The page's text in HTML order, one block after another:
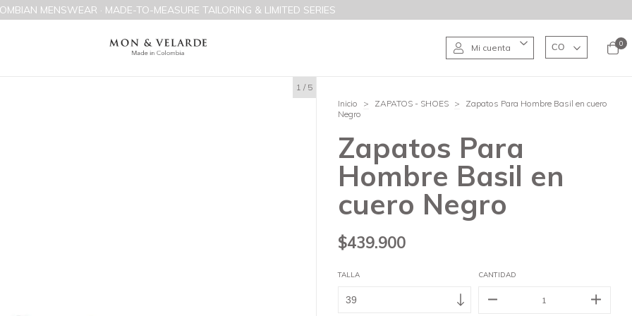
MENSWEAR · MADE-TO-MEASURE TAILORING & LIMITED SERIES
Mi cuenta 0
1 / 5
Inicio
> ZAPATOS - SHOES >
Zapatos Para Hombre Basil en cuero
Negro
Zapatos Para
Hombre Basil en
cuero Negro
$439.900
TALLA CANTIDAD